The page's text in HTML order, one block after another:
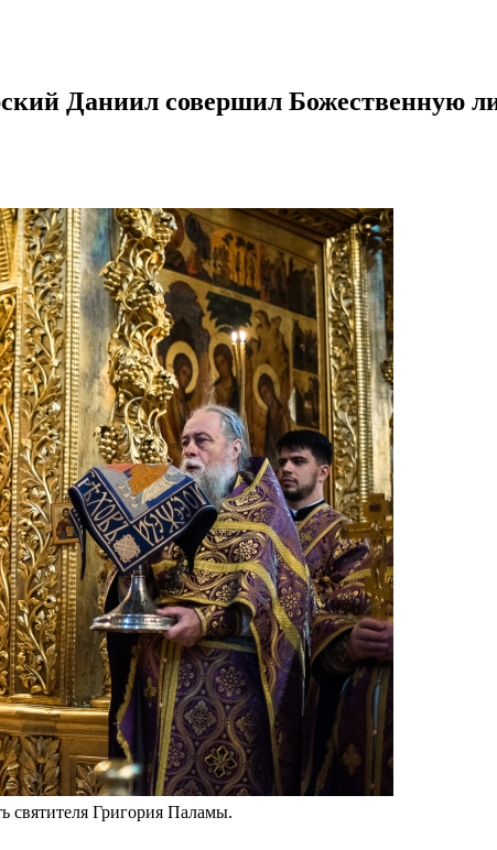
Даниил совершил Божественную
святителя Григория Паламы.